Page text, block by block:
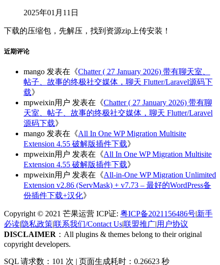
2025年01月11日
下载的压缩包，先解压，找到资源zip上传安装！
近期评论
mango 发表在《Chatter ( 27 January 2026) 带有聊天室、
帖子、故事的终极社交媒体，聊天 Flutter/Laravel源码下
载》
mpweixin用户 发表在《Chatter ( 27 January 2026) 带有聊
天室、帖子、故事的终极社交媒体，聊天 Flutter/Laravel
源码下载》
mango 发表在《All In One WP Migration Multisite
Extension 4.55 破解版插件下载》
mpweixin用户 发表在《All In One WP Migration Multisite
Extension 4.55 破解版插件下载》
mpweixin用户 发表在《All-in-One WP Migration Unlimited
Extension v2.86 (ServMask) + v7.73 – 最好的WordPress备
份插件下载+汉化》
Copyright © 2021 芒果运营 ICP证: 粤ICP备2021156486号|新手
必读|隐私政策|联系我们/Contact Us|联盟推广|用户协议
DISCLAIMER ：All plugins & themes belong to their original
copyright developers.
SQL 请求数：101 次 | 页面生成耗时：0.26623 秒